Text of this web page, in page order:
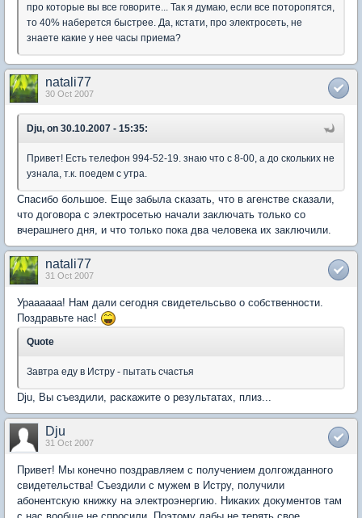
про которые вы все говорите... Так я думаю, если все поторопятся,
то 40% наберется быстрее. Да, кстати, про электросеть, не
знаете какие у нее часы приема?
natali77
30 Oct 2007
Dju, on 30.10.2007 - 15:35:
Привет! Есть телефон 994-52-19. знаю что с 8-00, а до скольких не
узнала, т.к. поедем с утра.
Спасибо большое. Еще забыла сказать, что в агенстве сказали,
что договора с электросетью начали заключать только со
вчерашнего дня, и что только пока два человека их заключили.
natali77
31 Oct 2007
Ураааааа! Нам дали сегодня свидетельсьво о собственности.
Поздравьте нас!
Quote
Завтра еду в Истру - пытать счастья
Dju, Вы съездили, раскажите о результатах, плиз...
Dju
31 Oct 2007
Привет! Мы конечно поздравляем с получением долгожданного
свидетельства! Съездили с мужем в Истру, получили
абонентскую книжку на электроэнергию. Никаких документов там